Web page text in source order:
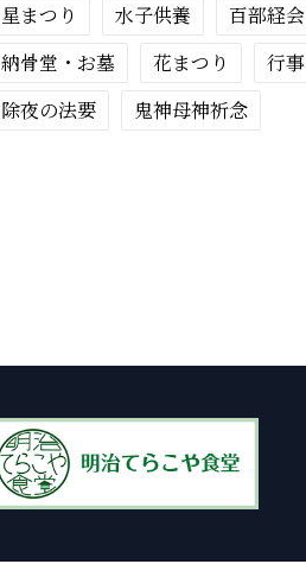
星まつり
水子供養 百部経会
納骨堂・お墓
花まつり 行事
除夜の法要
鬼神母神祈念